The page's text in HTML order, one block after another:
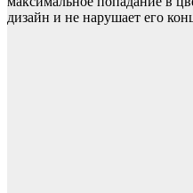
дизайн и не нарушает его